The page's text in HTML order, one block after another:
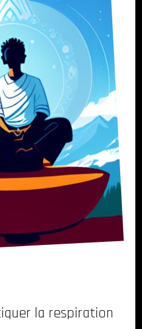
la respiration